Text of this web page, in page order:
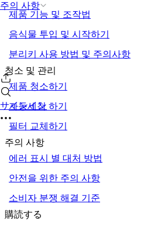
주의 사항
サインイン
제품 기능 및 조작법
음식물 투입 및 시작하기
분리키 사용 방법 및 주의사항
청소 및 관리
제품 청소하기
자동세척 하기
필터 교체하기
주의 사항
에러 표시 별 대처 방법
안전을 위한 주의 사항
소비자 분쟁 해결 기준
購読する